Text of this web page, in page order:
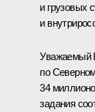
и грузовых
и
Уважаемый
по
34
задания